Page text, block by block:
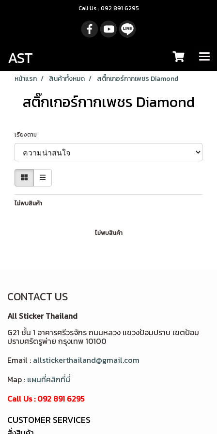
Call Us : 092 891 6295
AST
หน้าแรก สินค้าทั้งหมด สติ๊กเกอร์กากเพชร Diamond
สติ๊กเกอร์กากเพชร Diamond
เรียงตาม
ไม่พบสินค้า
ไม่พบสินค้า
CONTACT US
All Sticker Thailand
G21 ชั้น 1 อาคารศรีวรจักร ถนนหลวง แขวงป้อมปราบ เขตป้อม
ปราบศรัตรูพ่าย กรุงเทพ 10100
Email : allstickerthailand@gmail.com
Map : แผนที่คลิกที่นี่
Call Us : 092 891 6295
CUSTOMER SERVICES